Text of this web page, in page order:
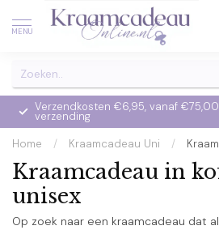
MENU
Verzendkosten €6,95, vanaf
verzending
Home / Kraamcadeau Uni /
Kraamcadeau in
unisex
Op zoek naar een kraamcadeau dat